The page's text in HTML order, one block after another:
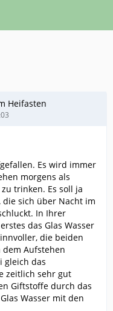
Heifasten
Es wird immer
morgens als
zu trinken. Es soll ja
sich über Nacht im
In Ihrer
das Glas Wasser
die beiden
dem Aufstehen
gleich das
zeitlich sehr gut
Giftstoffe durch das
Wasser mit den